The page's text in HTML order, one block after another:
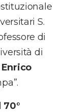
S.
di
di
Enrico
70°